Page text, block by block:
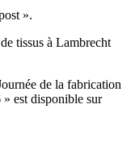
».
tissus à Lambrecht
de la fabrication
» est disponible sur